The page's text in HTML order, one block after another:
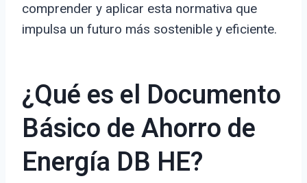
comprender y aplicar esta normativa que
impulsa un futuro más sostenible y eficiente.
¿Qué es el Documento
Básico de Ahorro de
Energía DB HE?